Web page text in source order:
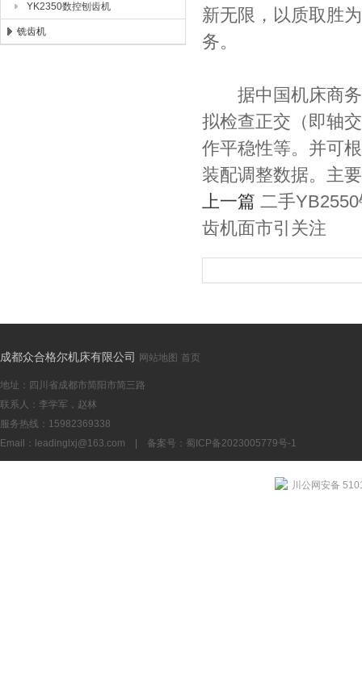
YK2350数控刨齿机
铣齿机
新无限，以质取胜
务。
据中国机床商务
拟检查正交（即轴
作平稳性等。并可
装配调整数据。主
上一篇 二手
齿机面市引关注
成都众合格尔机床有限公司 网站地图 首页
地址：四川省成都市简阳市简三路
联系人：李学军，赵林
服务热线：15982369338
Email： leadinglxj@163.com 备案号：蜀ICP备2023005779号-1
川公网安备